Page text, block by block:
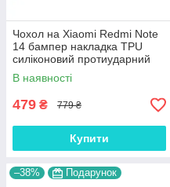
Чохол на Xiaomi Redmi Note
14 бампер накладка TPU
силіконовий протиударний
оригінальний "ROG-ARMOR"
В наявності
479 ₴ 779 ₴
Купити
–38% Подарунок